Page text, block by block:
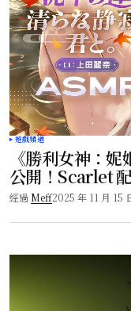
遊戲頻道
《勝利女神：
公開！Scarlet
經過 Meff2025 年 11 月 15